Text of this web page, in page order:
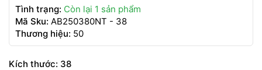
Tình trạng: Còn lại 1 sản phẩm
Mã Sku: AB250380NT - 38
Thương hiệu: 50
Kích thước: 38